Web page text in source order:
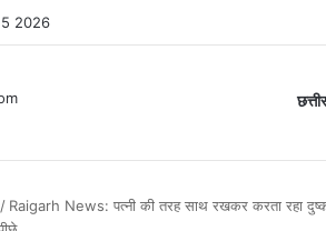
2026
/ Raigarh News: पत्नी की तरह साथ रखकर करता रहा